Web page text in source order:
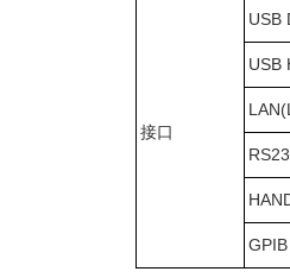
接口
USB
USB